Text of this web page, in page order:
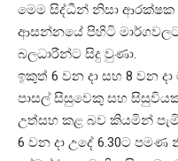
මෙම සිද්ධීන් නිසා ආරක්ෂක
ආසන්නයේ පිහිටි
බලධාරීන්ට සිදු වුණා.
ඉකුත් 6 වන දා සහ 8 වන
පාසල් සිසුවෙකු සහ
උත්සහ කළ බව කියමින්
6 වන දා උදේ 6.30ට